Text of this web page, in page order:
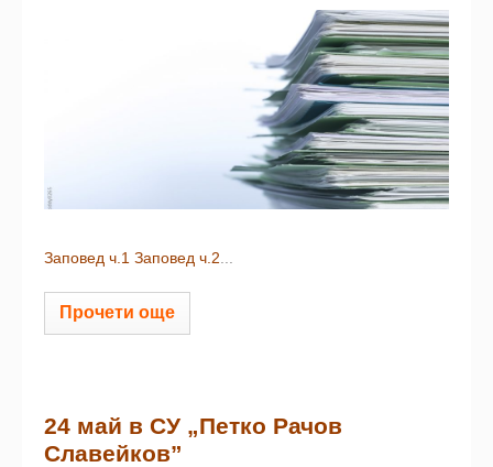
Заповед ч.1 Заповед ч.2...
Прочети още
24 май в СУ „Петко Рачов
Славейков”